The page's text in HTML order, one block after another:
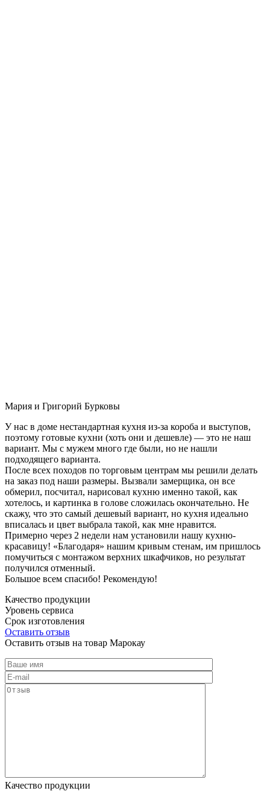
Мария и Григорий Бурковы
У нас в доме нестандартная кухня из-за короба и выступов,
поэтому готовые кухни (хоть они и дешевле) — это не наш
вариант. Мы с мужем много где были, но не нашли
подходящего варианта.
После всех походов по торговым центрам мы решили делать
на заказ под наши размеры. Вызвали замерщика, он все
обмерил, посчитал, нарисовал кухню именно такой, как
хотелось, и картинка в голове сложилась окончательно. Не
скажу, что это самый дешевый вариант, но кухня идеально
вписалась и цвет выбрала такой, как мне нравится.
Примерно через 2 недели нам установили нашу кухню-
красавицу! «Благодаря» нашим кривым стенам, им пришлось
помучиться с монтажом верхних шкафчиков, но результат
получился отменный.
Большое всем спасибо! Рекомендую!
Качество продукции
Уровень сервиса
Срок изготовления
Оставить отзыв
Оставить отзыв на товар Марокау
Качество продукции